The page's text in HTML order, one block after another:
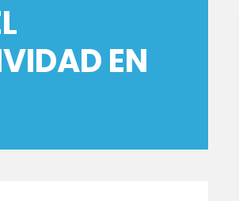
EN